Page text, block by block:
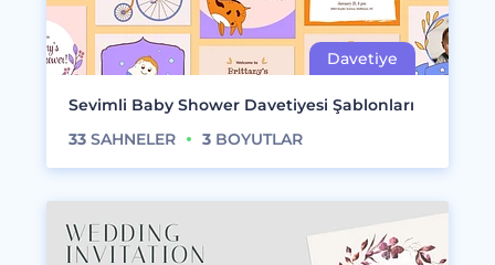
Sevimli Baby Shower Davetiyesi Şablonları
33 SAHNELER 3 BOYUTLAR